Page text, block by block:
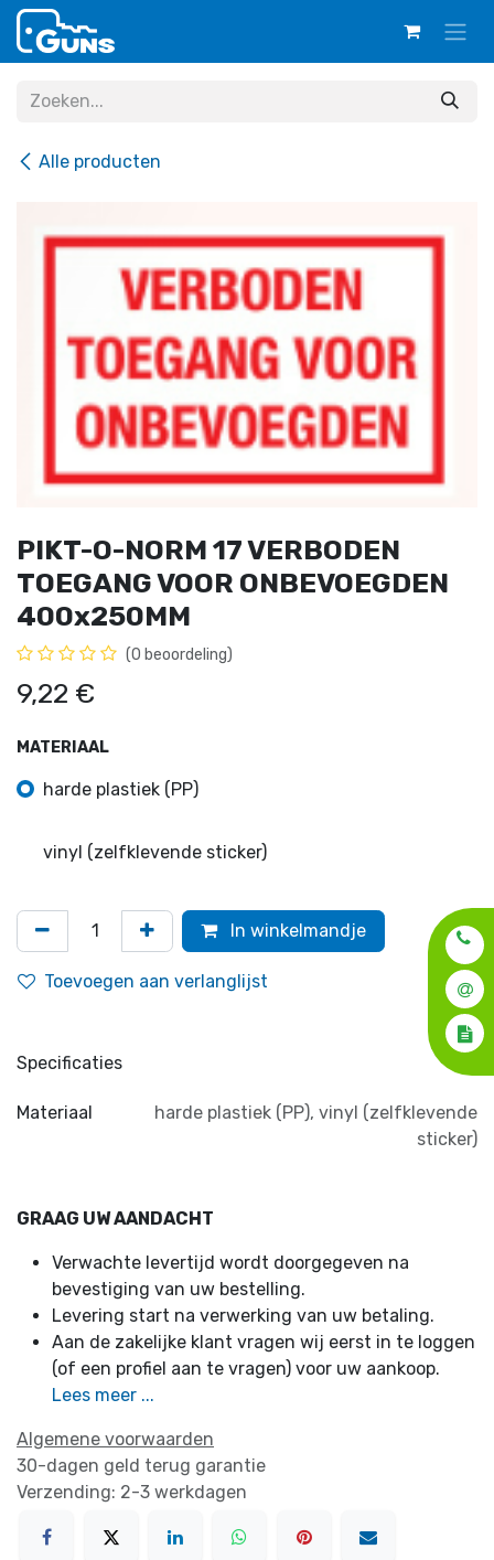
Overslaan naar inhoud
Alle producten
PIKT-O-NORM 17 VERBODEN
TOEGANG VOOR ONBEVOEGDEN
400x250MM
(0 beoordeling)
9,22 €
MATERIAAL
harde plastiek (PP)
vinyl (zelfklevende sticker)
In winkelmandje
Toevoegen aan verlanglijst
Specificaties
Materiaal harde plastiek (PP), vinyl (zelfklevende
sticker)
GRAAG UW AANDACHT
Verwachte levertijd wordt doorgegeven na
bevestiging van uw bestelling.
Levering start na verwerking van uw betaling.
Aan de zakelijke klant vragen wij eerst in te loggen
(of een profiel aan te vragen) voor uw aankoop.
Lees meer ...
Algemene voorwaarden
30-dagen geld terug garantie
Verzending: 2-3 werkdagen